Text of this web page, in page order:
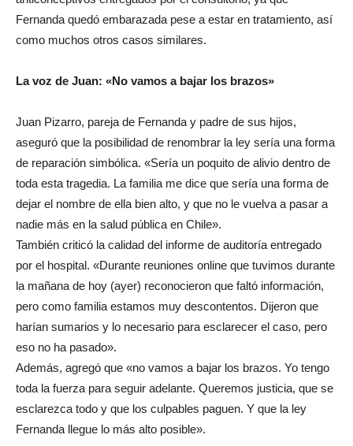
Fernanda quedó embarazada pese a estar en tratamiento, así
como muchos otros casos similares.
La voz de Juan: «No vamos a bajar los brazos»
Juan Pizarro, pareja de Fernanda y padre de sus hijos,
aseguró que la posibilidad de renombrar la ley sería una forma
de reparación simbólica. «Sería un poquito de alivio dentro de
toda esta tragedia. La familia me dice que sería una forma de
dejar el nombre de ella bien alto, y que no le vuelva a pasar a
nadie más en la salud pública en Chile».
También criticó la calidad del informe de auditoría entregado
por el hospital. «Durante reuniones online que tuvimos durante
la mañana de hoy (ayer) reconocieron que faltó información,
pero como familia estamos muy descontentos. Dijeron que
harían sumarios y lo necesario para esclarecer el caso, pero
eso no ha pasado».
Además, agregó que «no vamos a bajar los brazos. Yo tengo
toda la fuerza para seguir adelante. Queremos justicia, que se
esclarezca todo y que los culpables paguen. Y que la ley
Fernanda llegue lo más alto posible».